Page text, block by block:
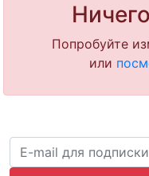
Попробуйте
или